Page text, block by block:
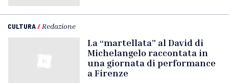
CULTURA/ Redazione
La “martellata” al David di
Michelangelo raccontata in
una giornata di performance
a Firenze